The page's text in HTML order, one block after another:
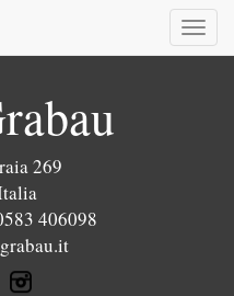
Toggle
269
406098